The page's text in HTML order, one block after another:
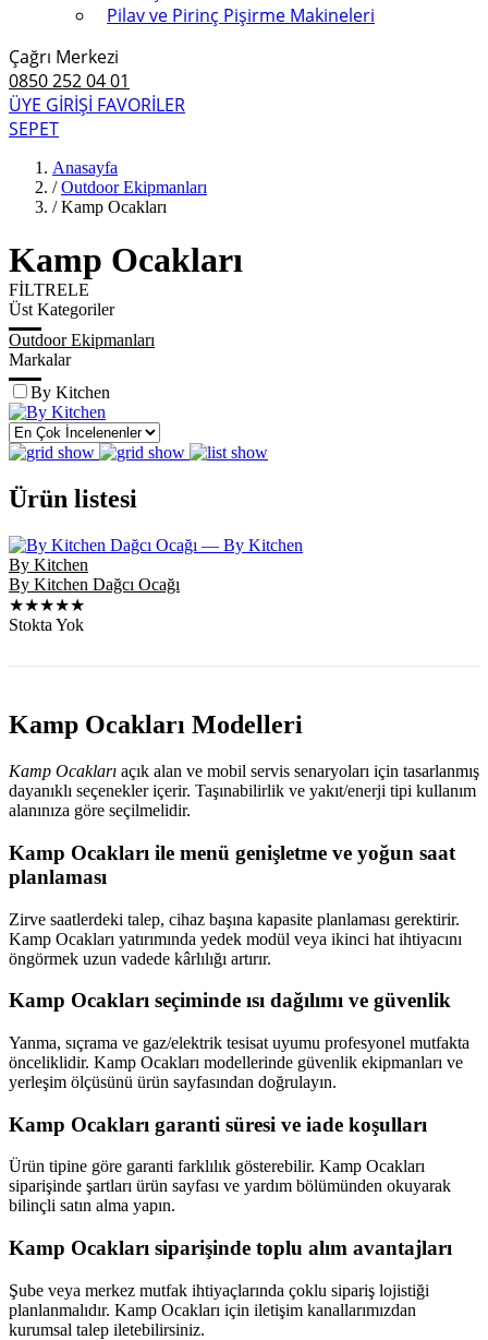
Pilav ve Pirinç Pişirme Makineleri
Çağrı Merkezi
0850 252 04 01
ÜYE GİRİŞİ FAVORİLER
SEPET
Anasayfa
/ Outdoor Ekipmanları
/ Kamp Ocakları
Kamp Ocakları
FİLTRELE
Üst Kategoriler
Outdoor Ekipmanları
Markalar
By Kitchen
Ürün listesi
By Kitchen
By Kitchen Dağcı Ocağı
★★★★★
Stokta Yok
Kamp Ocakları Modelleri
Kamp Ocakları açık alan ve mobil servis senaryoları için tasarlanmış
dayanıklı seçenekler içerir. Taşınabilirlik ve yakıt/enerji tipi kullanım
alanınıza göre seçilmelidir.
Kamp Ocakları ile menü genişletme ve yoğun saat
planlaması
Zirve saatlerdeki talep, cihaz başına kapasite planlaması gerektirir.
Kamp Ocakları yatırımında yedek modül veya ikinci hat ihtiyacını
öngörmek uzun vadede kârlılığı artırır.
Kamp Ocakları seçiminde ısı dağılımı ve güvenlik
Yanma, sıçrama ve gaz/elektrik tesisat uyumu profesyonel mutfakta
önceliklidir. Kamp Ocakları modellerinde güvenlik ekipmanları ve
yerleşim ölçüsünü ürün sayfasından doğrulayın.
Kamp Ocakları garanti süresi ve iade koşulları
Ürün tipine göre garanti farklılık gösterebilir. Kamp Ocakları
siparişinde şartları ürün sayfası ve yardım bölümünden okuyarak
bilinçli satın alma yapın.
Kamp Ocakları siparişinde toplu alım avantajları
Şube veya merkez mutfak ihtiyaçlarında çoklu sipariş lojistiği
planlanmalıdır. Kamp Ocakları için iletişim kanallarımızdan
kurumsal talep iletebilirsiniz.